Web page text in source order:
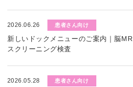
2026.06.26 患者さん向け
新しいドックメニューのご案内｜脳
スクリーニング検査
2026.05.28 患者さん向け